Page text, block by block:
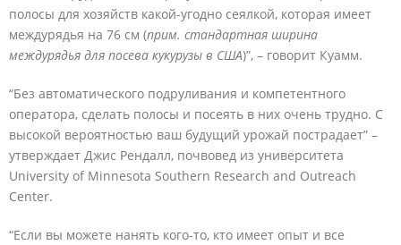
полосы для хозяйств какой-угодно сеялкой, которая имеет
междурядья на 76 см (прим. стандартная ширина
междурядья для посева кукурузы в США)”, – говорит Куамм.
“Без автоматического подруливания и компетентного
оператора, сделать полосы и посеять в них очень трудно. С
высокой вероятностью ваш будущий урожай пострадает” –
утверждает Джис Рендалл, почвовед из университета
University of Minnesota Southern Research and Outreach
Center.
“Если вы можете нанять кого-то, кто имеет опыт и все